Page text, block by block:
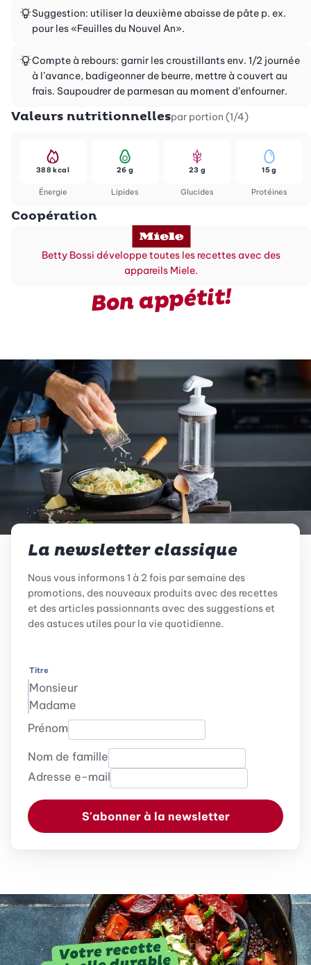
Suggestion: utiliser la deuxième abaisse de pâte p. ex.
pour les «Feuilles du Nouvel An».
Compte à rebours: garnir les croustillants env. 1/2 journée
à l’avance, badigeonner de beurre, mettre à couvert au
frais. Saupoudrer de parmesan au moment d’enfourner.
Valeurs nutritionnellespar portion (1/4)
Énergie
388 kcal
Lipides
26 g
Glucides
23 g
Protéines
15 g
Coopération
Betty Bossi développe toutes les recettes avec des
appareils Miele.
Bon appétit!
La newsletter classique
Nous vous informons 1 à 2 fois par semaine des
promotions, des nouveaux produits avec des recettes
et des articles passionnants avec des suggestions et
des astuces utiles pour la vie quotidienne.
Titre
Monsieur
Madame
Prénom
Nom de famille
Adresse e-mail
S'abonner à la newsletter